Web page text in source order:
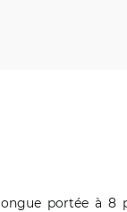
portée à 8